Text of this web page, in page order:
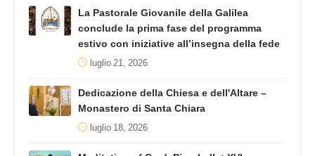
La Pastorale Giovanile della Galilea
conclude la prima fase del programma
estivo con iniziative all’insegna della fede
luglio 21, 2026
Dedicazione della Chiesa e dell'Altare –
Monastero di Santa Chiara
luglio 18, 2026